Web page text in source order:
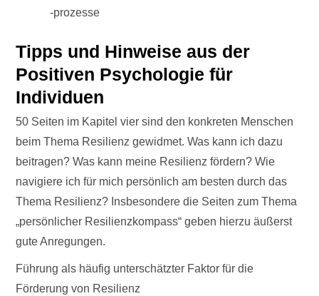
-prozesse
Tipps und Hinweise aus der
Positiven Psychologie für
Individuen
50 Seiten im Kapitel vier sind den konkreten Menschen
beim Thema Resilienz gewidmet. Was kann ich dazu
beitragen? Was kann meine Resilienz fördern? Wie
navigiere ich für mich persönlich am besten durch das
Thema Resilienz? Insbesondere die Seiten zum Thema
„persönlicher Resilienzkompass“ geben hierzu äußerst
gute Anregungen.
Führung als häufig unterschätzter Faktor für die
Förderung von Resilienz